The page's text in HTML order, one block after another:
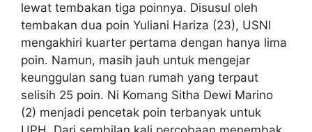
lewat tembakan tiga poinnya. Disusul oleh
tembakan dua poin Yuliani Hariza (23), USNI
mengakhiri kuarter pertama dengan hanya lima
poin. Namun, masih jauh untuk mengejar
keunggulan sang tuan rumah yang terpaut
selisih 25 poin. Ni Komang Sitha Dewi Marino
(2) menjadi pencetak poin terbanyak untuk